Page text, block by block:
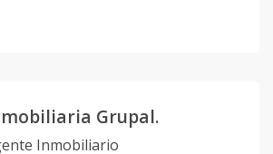
Grupal.
Inmobiliario